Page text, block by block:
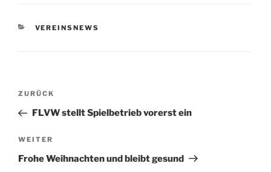
KATEGORIEN
VEREINSNEWS
Beitragsnavigation
Vorheriger
Beitrag
ZURÜCK
FLVW stellt Spielbetrieb vorerst ein
Nächster
Beitrag
WEITER
Frohe Weihnachten und bleibt gesund